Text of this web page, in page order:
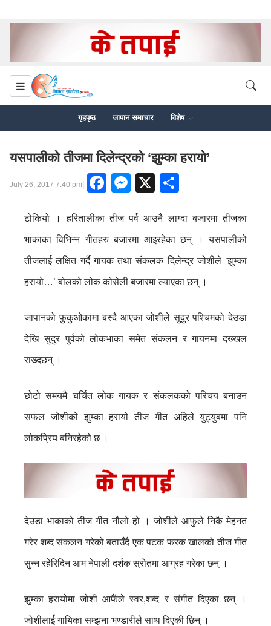
गृहपृष्ठ जापान समाचार विशेष
यसपालीको तीजमा दिलेन्द्रको ‘झुम्का हरायो’
July 26, 2017 7:40 pm| Facebook
Messenger
X
टोकियो । हरितालीका तीज पर्व आउनै लाग्दा बजारमा तीजका
भाकाका विभिन्न गीतहरु बजारमा आइरहेका छन् । यसपालीको
तीजलाई लक्षित गर्दै गायक तथा संकलक दिलेन्द्र जोशीले ‘झुम्का
हरायो…’ बोलको लोक कोसेली बजारमा ल्याएका छन् ।
जापानको फुकुओकामा बस्दै आएका जोशीले सुदुर पश्चिमको देउडा
देखि सुदुर पुर्वको लोकभाका समेत संकलन र गायनमा दख्खल
राख्दछन् ।
छोटो समयमै चर्चित लोक गायक र संकलकको परिचय बनाउन
सफल जोशीको झुम्का हरायो तीज गीत अहिले युट्युबमा पनि
लोकप्रिय बनिरहेको छ ।
देउडा भाकाको तीज गीत नौलो हो । जोशीले आफुले निकै मेहनत
गरेर शब्द संकलन गरेको बताउँदै एक पटक फरक खालको तीज गीत
सुन्न रहेरिदिन आम नेपाली दर्शक स्रोतमा आग्रह गरेका छन् ।
झुम्का हरायोमा जोशी आफैंले स्वर,शब्द र संगीत दिएका छन् ।
जोशीलाई गायिका सम्झना भण्डारीले साथ दिएकी छिन् ।